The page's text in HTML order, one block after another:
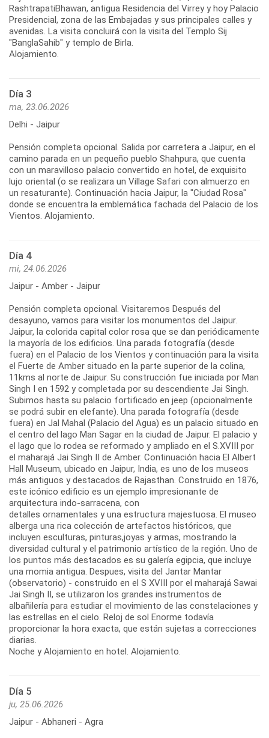
RashtrapatiBhawan, antigua Residencia del Virrey y hoy Palacio
Presidencial, zona de las Embajadas y sus principales calles y
avenidas. La visita concluirá con la visita del Templo Sij
"BanglaSahib" y templo de Birla.
Alojamiento.
Día 3
ma, 23.06.2026
Delhi - Jaipur
Pensión completa opcional. Salida por carretera a Jaipur, en el
camino parada en un pequeño pueblo Shahpura, que cuenta
con un maravilloso palacio convertido en hotel, de exquisito
lujo oriental (o se realizara un Village Safari con almuerzo en
un resaturante). Continuación hacia Jaipur, la "Ciudad Rosa"
donde se encuentra la emblemática fachada del Palacio de los
Vientos. Alojamiento.
Día 4
mi, 24.06.2026
Jaipur - Amber - Jaipur
Pensión completa opcional. Visitaremos Después del
desayuno, vamos para visitar los monumentos del Jaipur.
Jaipur, la colorida capital color rosa que se dan periódicamente
la mayoría de los edificios. Una parada fotografía (desde
fuera) en el Palacio de los Vientos y continuación para la visita
el Fuerte de Amber situado en la parte superior de la colina,
11kms al norte de Jaipur. Su construcción fue iniciada por Man
Singh I en 1592 y completada por su descendiente Jai Singh.
Subimos hasta su palacio fortificado en jeep (opcionalmente
se podrá subir en elefante). Una parada fotografía (desde
fuera) en Jal Mahal (Palacio del Agua) es un palacio situado en
el centro del lago Man Sagar en la ciudad de Jaipur. El palacio y
el lago que lo rodea se reformado y ampliado en el S.XVIII por
el maharajá Jai Singh II de Amber. Continuación hacia El Albert
Hall Museum, ubicado en Jaipur, India, es uno de los museos
más antiguos y destacados de Rajasthan. Construido en 1876,
este icónico edificio es un ejemplo impresionante de
arquitectura indo-sarracena, con
detalles ornamentales y una estructura majestuosa. El museo
alberga una rica colección de artefactos históricos, que
incluyen esculturas, pinturas,joyas y armas, mostrando la
diversidad cultural y el patrimonio artístico de la región. Uno de
los puntos más destacados es su galería egipcia, que incluye
una momia antigua. Despues, visita del Jantar Mantar
(observatorio) - construido en el S XVIII por el maharajá Sawai
Jai Singh II, se utilizaron los grandes instrumentos de
albañilería para estudiar el movimiento de las constelaciones y
las estrellas en el cielo. Reloj de sol Enorme todavía
proporcionar la hora exacta, que están sujetas a correcciones
diarias.
Noche y Alojamiento en hotel. Alojamiento.
Día 5
ju, 25.06.2026
Jaipur - Abhaneri - Agra